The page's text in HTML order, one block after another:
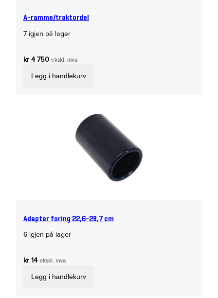
A-ramme/traktordel
7 igjen på lager
kr4 750 ekskl. mva
Legg i handlekurv
Adapter foring 22,6-28,7 cm
6 igjen på lager
kr14 ekskl. mva
Legg i handlekurv